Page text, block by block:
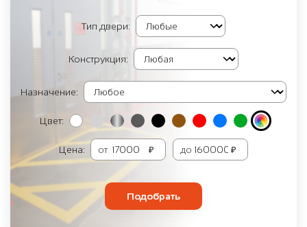
Тип двери:
Конструкция:
Назначение:
Цвет:
Цена: от ₽ до ₽
Подобрать